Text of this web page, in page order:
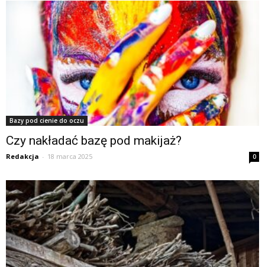
Bazy pod cienie do oczu
Czy nakładać bazę pod makijaż?
Redakcja - 18 marca 2025 0